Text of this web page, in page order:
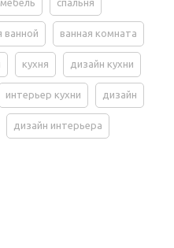
ванной ванная комната
кухня дизайн кухни
интерьер кухни дизайн
дизайн интерьера